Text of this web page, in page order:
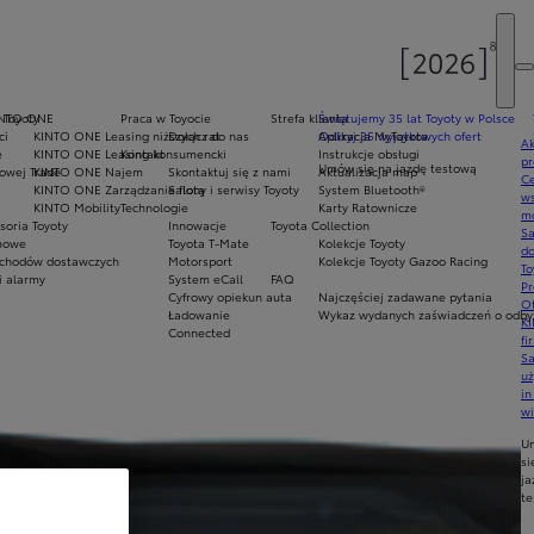
Świętujemy 35 lat Toyoty w Polsce
Odkryj 35 wyjątkowych ofert
Umów się na jazdę testową
Praca w Toyocie
Dołącz do nas
Kontakt
Skontaktuj się z nami
Salony i serwisy Toyoty
Technologie
Innowacje
Toyota T-Mate
Motorsport
System eCall
Cyfrowy opiekun auta
Ładowanie
Connected
ONE
KINTO ONE Leasing niższych rat
KINTO ONE Leasing konsumencki
KINTO ONE Najem
KINTO ONE Zarządzanie flotą
KINTO Mobility
Trade
Toyoty
dostawczych
alarmy
Strefa klienta
Aplikacja MyToyota
Instrukcje obsługi
Aktualizacja map
System Bluetooth®
Karty Ratownicze
Toyota Collection
Kolekcje Toyoty
Kolekcje Toyoty Gazoo Racing
FAQ
Najczęściej zadawane pytania
Wykaz wydanych zaświadczeń o